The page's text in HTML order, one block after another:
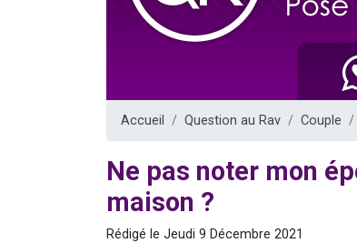
Accueil Question au Rav Couple
Ne pas noter mon
maison ?
Rédigé le Jeudi 9 Décembre 2021